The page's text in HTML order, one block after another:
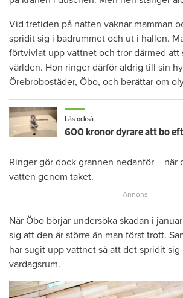
Vid tretiden på natten vaknar mamman
spridit sig i badrummet och ut i hallen.
förtvivlat upp vattnet och tror därmed att
världen. Hon ringer därför aldrig till sin
Örebrobostäder, Öbo, och berättar om
Läs också
Ringer gör dock grannen nedanför – när
vatten genom taket.
När Öbo börjar undersöka skadan i
sig att den är större än man först trott.
har sugit upp vattnet så att det spridit
vardagsrum.